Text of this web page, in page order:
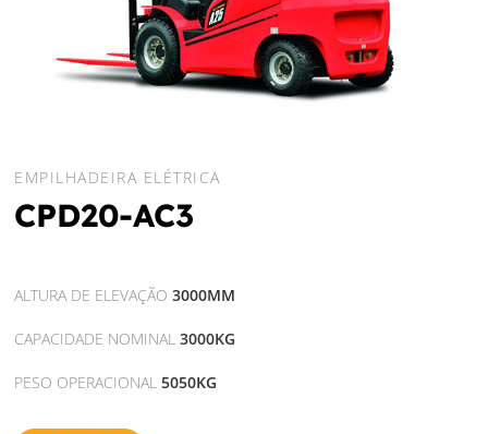
EMPILHADEIRA ELÉTRICA
CPD20-AC3
ALTURA DE ELEVAÇÃO3000MM
CAPACIDADE NOMINAL3000KG
PESO OPERACIONAL5050KG